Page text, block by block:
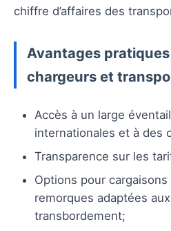
chiffre d’affaires des
Avantages
chargeurs et
Accès à un large
internationales et à des
Transparence sur les
Options pour
remorques adaptées
transbordement;